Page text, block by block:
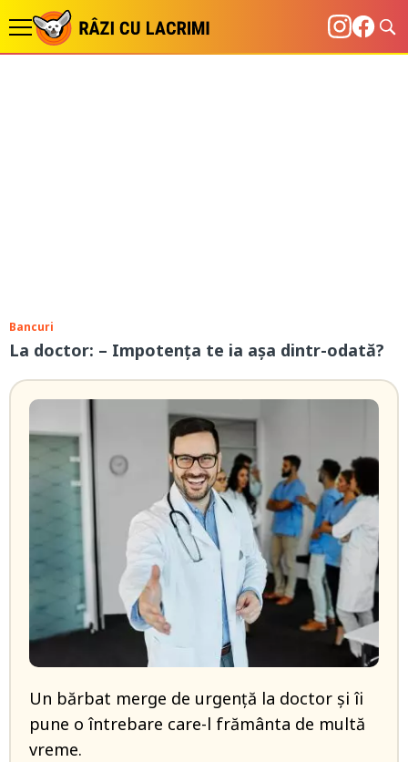
Bancuri
La doctor: – Impotența te ia așa dintr-odată?
Un bărbat merge de urgență la doctor și îi
pune o întrebare care-l frământa de multă
vreme.